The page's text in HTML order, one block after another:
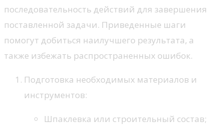
последовательность действий для завершения
поставленной задачи. Приведенные шаги
помогут добиться наилучшего результата, а
также избежать распространенных ошибок.
Подготовка необходимых материалов и
инструментов:
Шпаклевка или строительный состав;